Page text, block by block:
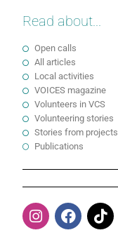
Read about...
Open calls
All articles
Local activities
VOICES magazine
Volunteers in VCS
Volunteering stories
Stories from projects
Publications